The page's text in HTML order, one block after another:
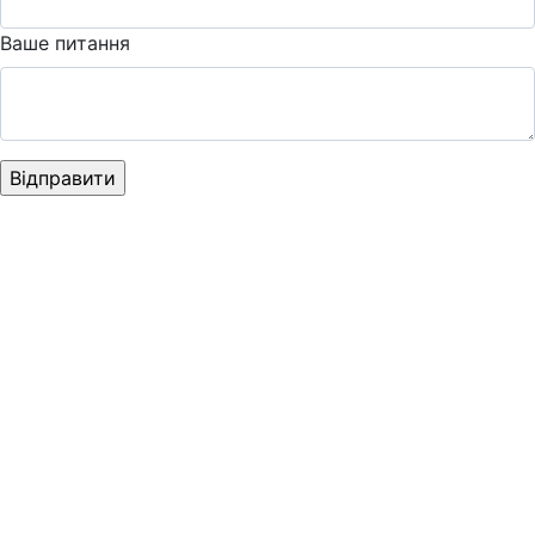
Ваше питання